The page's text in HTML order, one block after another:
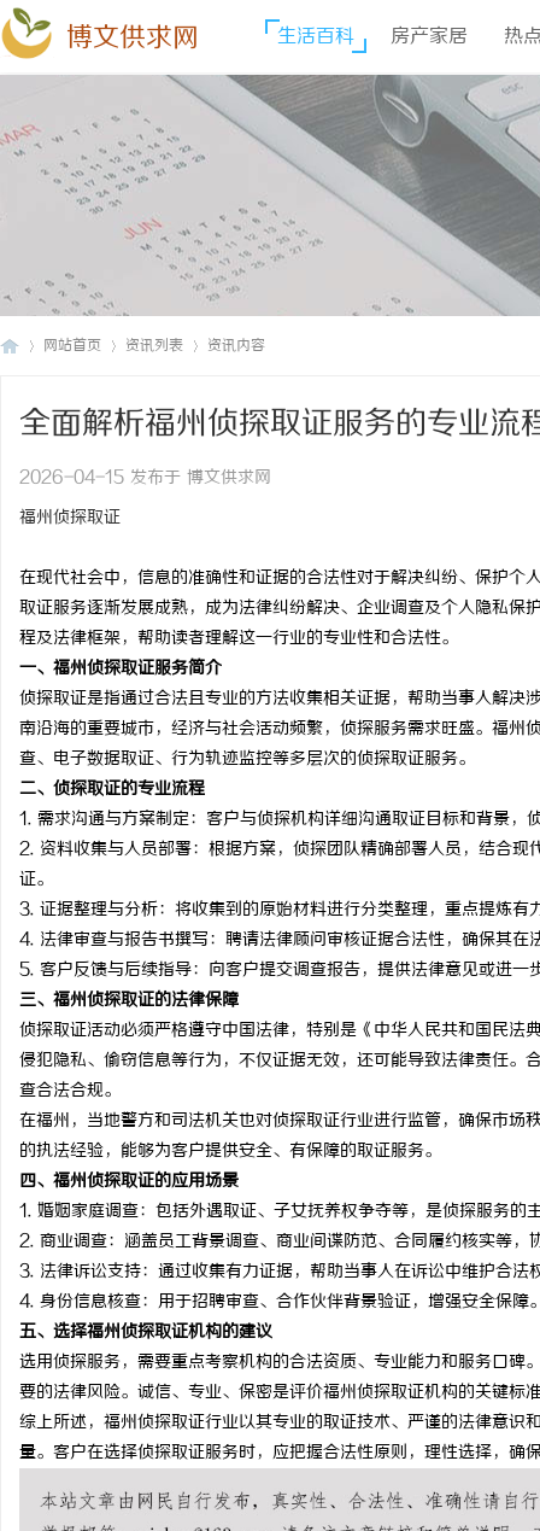
博文供求网 生活百科 房产家居 热
网站首页 资讯列表 资讯内容
全面解析福州侦探取证服务的专业流
2026-04-15 发布于 博文供求网
福州侦探取证
在现代社会中，信息的准确性和证据的合法性对于解决纠纷、保护
取证服务逐渐发展成熟，成为法律纠纷解决、企业调查及个人隐私
程及法律框架，帮助读者理解这一行业的专业性和合法性。
一、福州侦探取证服务简介
侦探取证是指通过合法且专业的方法收集相关证据，帮助当事人解
南沿海的重要城市，经济与社会活动频繁，侦探服务需求旺盛。福
查、电子数据取证、行为轨迹监控等多层次的侦探取证服务。
二、侦探取证的专业流程
1. 需求沟通与方案制定：客户与侦探机构详细沟通取证目标和背景，
2. 资料收集与人员部署：根据方案，侦探团队精确部署人员，结合
证。
3. 证据整理与分析：将收集到的原始材料进行分类整理，重点提炼有
4. 法律审查与报告书撰写：聘请法律顾问审核证据合法性，确保其
5. 客户反馈与后续指导：向客户提交调查报告，提供法律意见或进
三、福州侦探取证的法律保障
侦探取证活动必须严格遵守中国法律，特别是《中华人民共和国民
侵犯隐私、偷窃信息等行为，不仅证据无效，还可能导致法律责任
查合法合规。
在福州，当地警方和司法机关也对侦探取证行业进行监管，确保市
的执法经验，能够为客户提供安全、有保障的取证服务。
四、福州侦探取证的应用场景
1. 婚姻家庭调查：包括外遇取证、子女抚养权争夺等，是侦探服务的
2. 商业调查：涵盖员工背景调查、商业间谍防范、合同履约核实等，
3. 法律诉讼支持：通过收集有力证据，帮助当事人在诉讼中维护合法
4. 身份信息核查：用于招聘审查、合作伙伴背景验证，增强安全保障
五、选择福州侦探取证机构的建议
选用侦探服务，需要重点考察机构的合法资质、专业能力和服务口
要的法律风险。诚信、专业、保密是评价福州侦探取证机构的关键标
综上所述，福州侦探取证行业以其专业的取证技术、严谨的法律意
量。客户在选择侦探取证服务时，应把握合法性原则，理性选择，确
武汉配眼镜 上海配眼镜